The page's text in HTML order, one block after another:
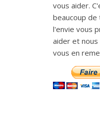
vous aider.
beaucoup de
l'envie vous
aider et
vous en